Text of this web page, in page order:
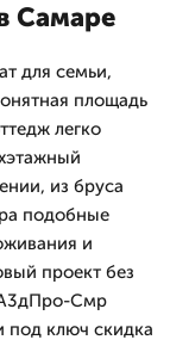
Самаре
для семьи,
площадь
легко
из бруса
подобные
и
проект без
А3дПро-Смр
под ключ скидка